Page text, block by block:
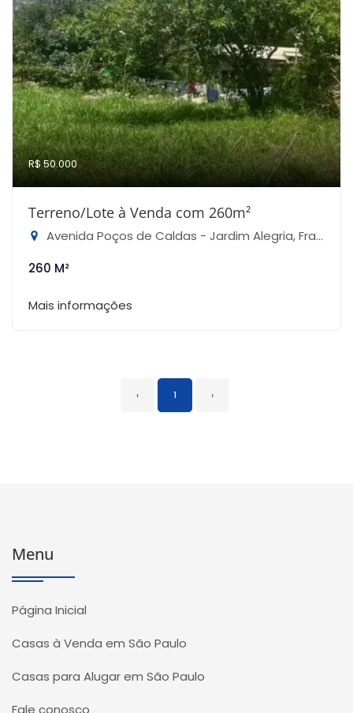
R$ 50.000
Terreno/Lote à Venda com 260m²
Avenida Poços de Caldas - Jardim Alegria, Francisco Morato-SP
260 M²
Mais informações
‹ 1 ›
Menu
Página Inicial
Casas à Venda em São Paulo
Casas para Alugar em São Paulo
Fale conosco